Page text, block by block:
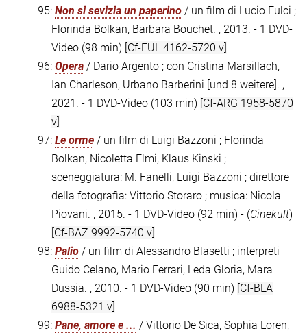
95: Non si sevizia un paperino / un film di Lucio Fulci ;
Florinda Bolkan, Barbara Bouchet. , 2013. - 1 DVD-
Video (98 min) [Cf-FUL 4162-5720 v]
96: Opera / Dario Argento ; con Cristina Marsillach,
Ian Charleson, Urbano Barberini [und 8 weitere]. ,
2021. - 1 DVD-Video (103 min) [Cf-ARG 1958-5870
v]
97: Le orme / un film di Luigi Bazzoni ; Florinda
Bolkan, Nicoletta Elmi, Klaus Kinski ;
sceneggiatura: M. Fanelli, Luigi Bazzoni ; direttore
della fotografia: Vittorio Storaro ; musica: Nicola
Piovani. , 2015. - 1 DVD-Video (92 min) - (Cinekult)
[Cf-BAZ 9992-5740 v]
98: Palio / un film di Alessandro Blasetti ; interpreti
Guido Celano, Mario Ferrari, Leda Gloria, Mara
Dussia. , 2010. - 1 DVD-Video (90 min) [Cf-BLA
6988-5321 v]
99: Pane, amore e ... / Vittorio De Sica, Sophia Loren,